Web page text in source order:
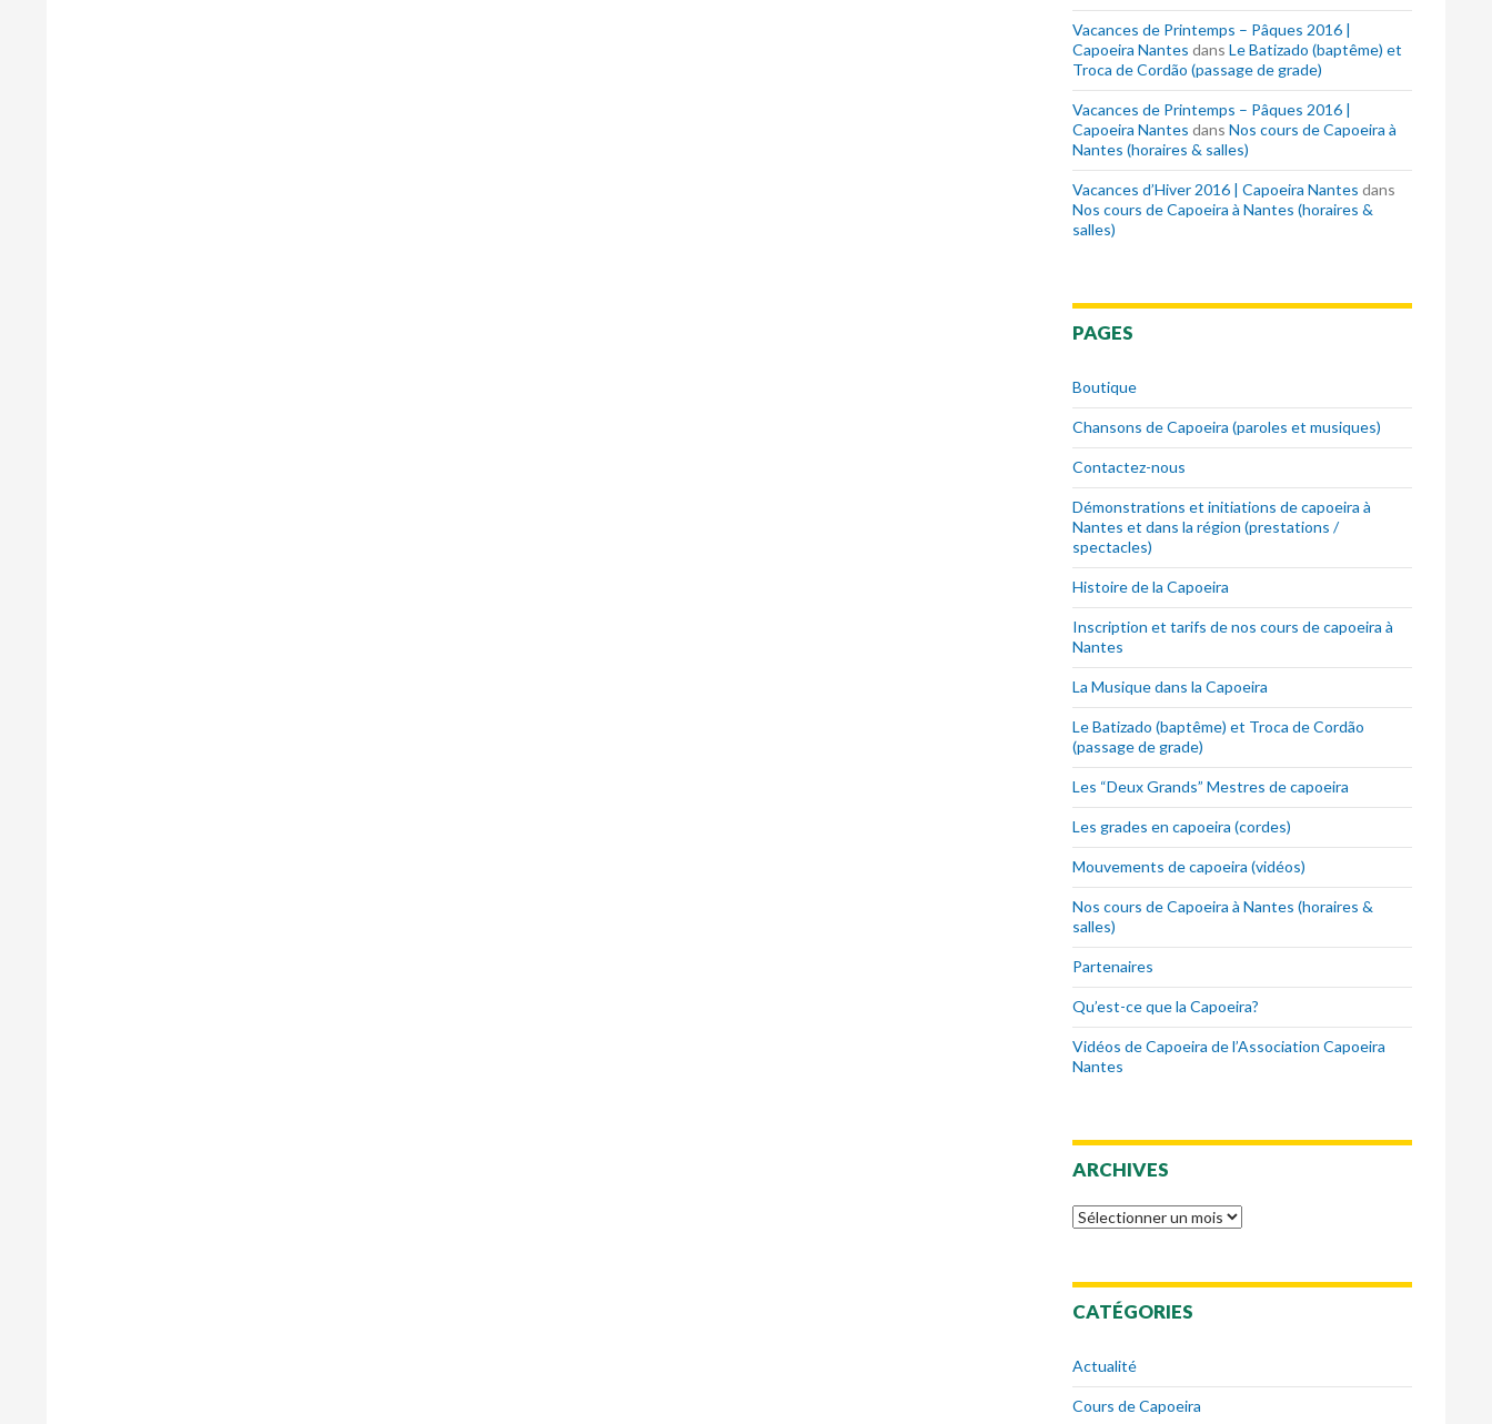
Vacances de Printemps – Pâques 2016 |
Capoeira Nantes dans Le Batizado (baptême) et
Troca de Cordão (passage de grade)
Vacances de Printemps – Pâques 2016 |
Capoeira Nantes dans Nos cours de Capoeira à
Nantes (horaires & salles)
Vacances d’Hiver 2016 | Capoeira Nantes dans
Nos cours de Capoeira à Nantes (horaires &
salles)
PAGES
Boutique
Chansons de Capoeira (paroles et musiques)
Contactez-nous
Démonstrations et initiations de capoeira à
Nantes et dans la région (prestations /
spectacles)
Histoire de la Capoeira
Inscription et tarifs de nos cours de capoeira à
Nantes
La Musique dans la Capoeira
Le Batizado (baptême) et Troca de Cordão
(passage de grade)
Les “Deux Grands” Mestres de capoeira
Les grades en capoeira (cordes)
Mouvements de capoeira (vidéos)
Nos cours de Capoeira à Nantes (horaires &
salles)
Partenaires
Qu’est-ce que la Capoeira?
Vidéos de Capoeira de l’Association Capoeira
Nantes
ARCHIVES
Archives
CATÉGORIES
Actualité
Cours de Capoeira